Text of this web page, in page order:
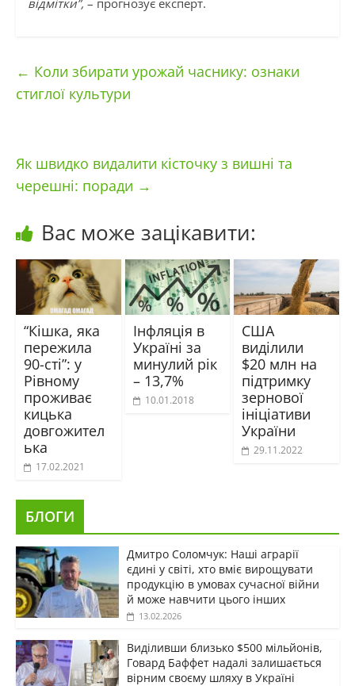
відмітки”, – прогнозує експерт.
← Коли збирати урожай часнику: ознаки
стиглої культури
Як швидко видалити кісточку з вишні та
черешні: поради →
Вас може зацікавити:
“Кішка, яка
пережила
90-сті”: у
Рівному
проживає
кицька
довгожител
ька
17.02.2021
Інфляція в
Україні за
минулий рік
– 13,7%
10.01.2018
США
виділили
$20 млн на
підтримку
зернової
ініціативи
України
29.11.2022
БЛОГИ
Дмитро Соломчук: Наші аграрії
єдині у світі, хто вміє вирощувати
продукцію в умовах сучасної війни
й може навчити цього інших
13.02.2026
Виділивши близько $500 мільйонів,
Говард Баффет надалі залишається
вірним своєму шляху в Україні